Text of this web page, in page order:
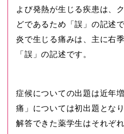
よび発熱が生じる疾患は、
どであるため「誤」の記述
炎で生じる痛みは、主に右
「誤」の記述です。
症候についての出題は近年
痛」については初出題とな
解答できた薬学生はそれぞ